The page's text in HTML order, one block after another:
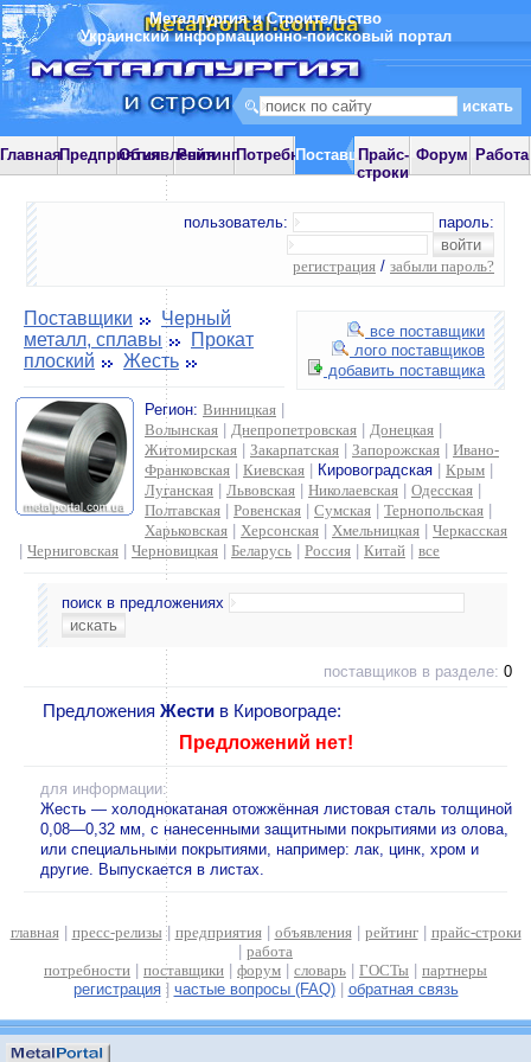
Металлургия и Строительство
Украинский информационно-поисковый портал
ГлавнаяПредприятияОбъявления
РейтингПотребностиПоставщики
Прайс-
строки
Форум Работа
пользователь: пароль:
регистрация / забыли пароль?
все поставщики
лого поставщиков
добавить поставщика
Поставщики
Черный
металл, сплавы
Прокат
плоский
Жесть
Регион: Винницкая
Волынская
Днепропетровская Донецкая
Житомирская
Закарпатская Запорожская
Ивано-
Франковская
Киевская Кировоградская Крым
Луганская
Львовская Николаевская Одесская
Полтавская
Ровенская Сумская Тернопольская
Харьковская
Херсонская Хмельницкая
Черкасская
Черниговская Черновицкая Беларусь Россия Китай все
поиск в предложениях
поставщиков в разделе: 0
Предложения Жести в Кировограде:
Предложений нет!
для информации:
Жесть — холоднокатаная отожжённая листовая сталь толщиной
0,08—0,32 мм, с нанесенными защитными покрытиями из олова,
или специальными покрытиями, например: лак, цинк, хром и
другие. Выпускается в листах.
главная| пресс-релизы | предприятия| объявления| рейтинг| прайс-строки
работа
потребности
поставщики форум словарь ГОСТы
партнеры
регистрация| частые вопросы (FAQ)| обратная связь